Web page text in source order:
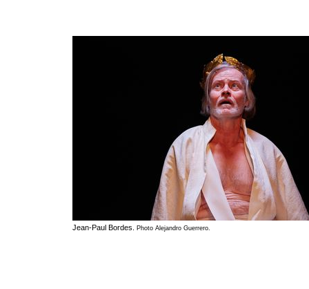
Jean-Paul Bordes. Photo Alejandro Guerrero.